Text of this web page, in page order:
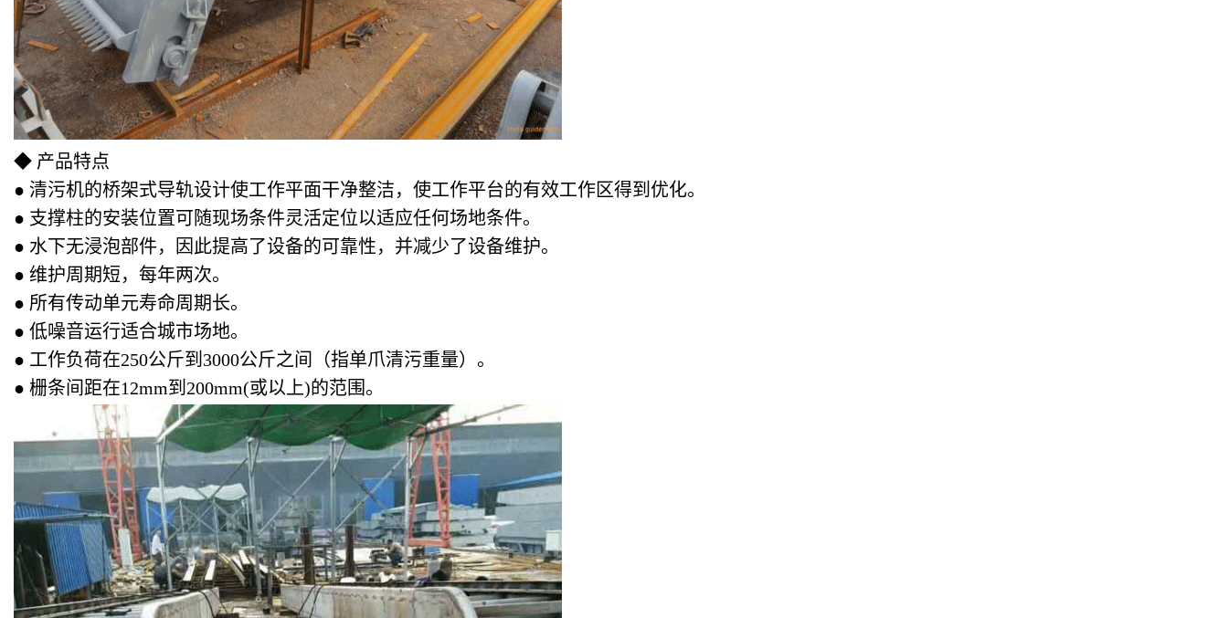
◆ 产品特点
● 清污机的桥架式导轨设计使工作平面干净整洁，使工作平台的有效工作区得到优化。
● 支撑柱的安装位置可随现场条件灵活定位以适应任何场地条件。
● 水下无浸泡部件，因此提高了设备的可靠性，并减少了设备维护。
● 维护周期短，每年两次。
● 所有传动单元寿命周期长。
● 低噪音运行适合城市场地。
● 工作负荷在250公斤到3000公斤之间（指单爪清污重量）。
● 栅条间距在12mm到200mm(或以上)的范围。